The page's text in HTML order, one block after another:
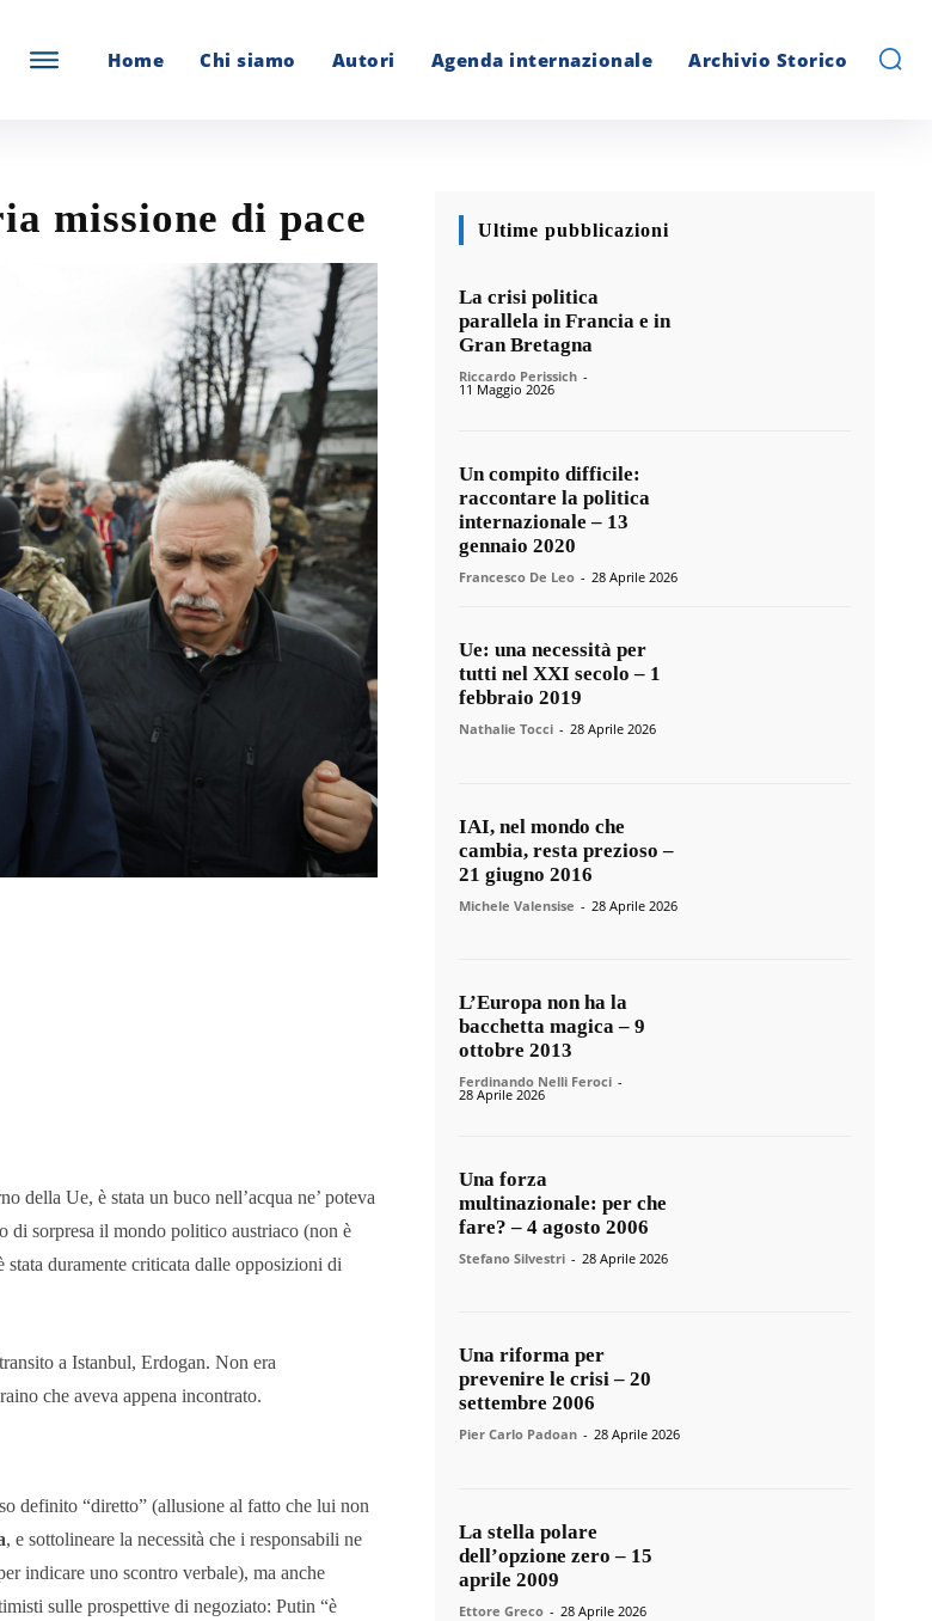
Home Chi siamo Autori Agenda internazionale Archivio Storico
missione di pace
della Ue, è stata un buco nell’acqua ne’ poteva
di sorpresa il mondo politico austriaco (non è
stata duramente criticata dalle opposizioni di
a Istanbul, Erdogan. Non era
che aveva appena incontrato.
definito “diretto” (allusione al fatto che lui non
, e sottolineare la necessità che i responsabili ne
indicare uno scontro verbale), ma anche
sulle prospettive di negoziato: Putin “è
Ultime pubblicazioni
La crisi politica
parallela in Francia e in
Gran Bretagna
Riccardo Perissich -
11 Maggio 2026
Un compito difficile:
raccontare la politica
internazionale – 13
gennaio 2020
Francesco De Leo - 28 Aprile 2026
Ue: una necessità per
tutti nel XXI secolo – 1
febbraio 2019
Nathalie Tocci - 28 Aprile 2026
IAI, nel mondo che
cambia, resta prezioso –
21 giugno 2016
Michele Valensise - 28 Aprile 2026
L’Europa non ha la
bacchetta magica – 9
ottobre 2013
Ferdinando Nelli Feroci -
28 Aprile 2026
Una forza
multinazionale: per che
fare? – 4 agosto 2006
Stefano Silvestri - 28 Aprile 2026
Una riforma per
prevenire le crisi – 20
settembre 2006
Pier Carlo Padoan - 28 Aprile 2026
La stella polare
dell’opzione zero – 15
aprile 2009
Ettore Greco - 28 Aprile 2026